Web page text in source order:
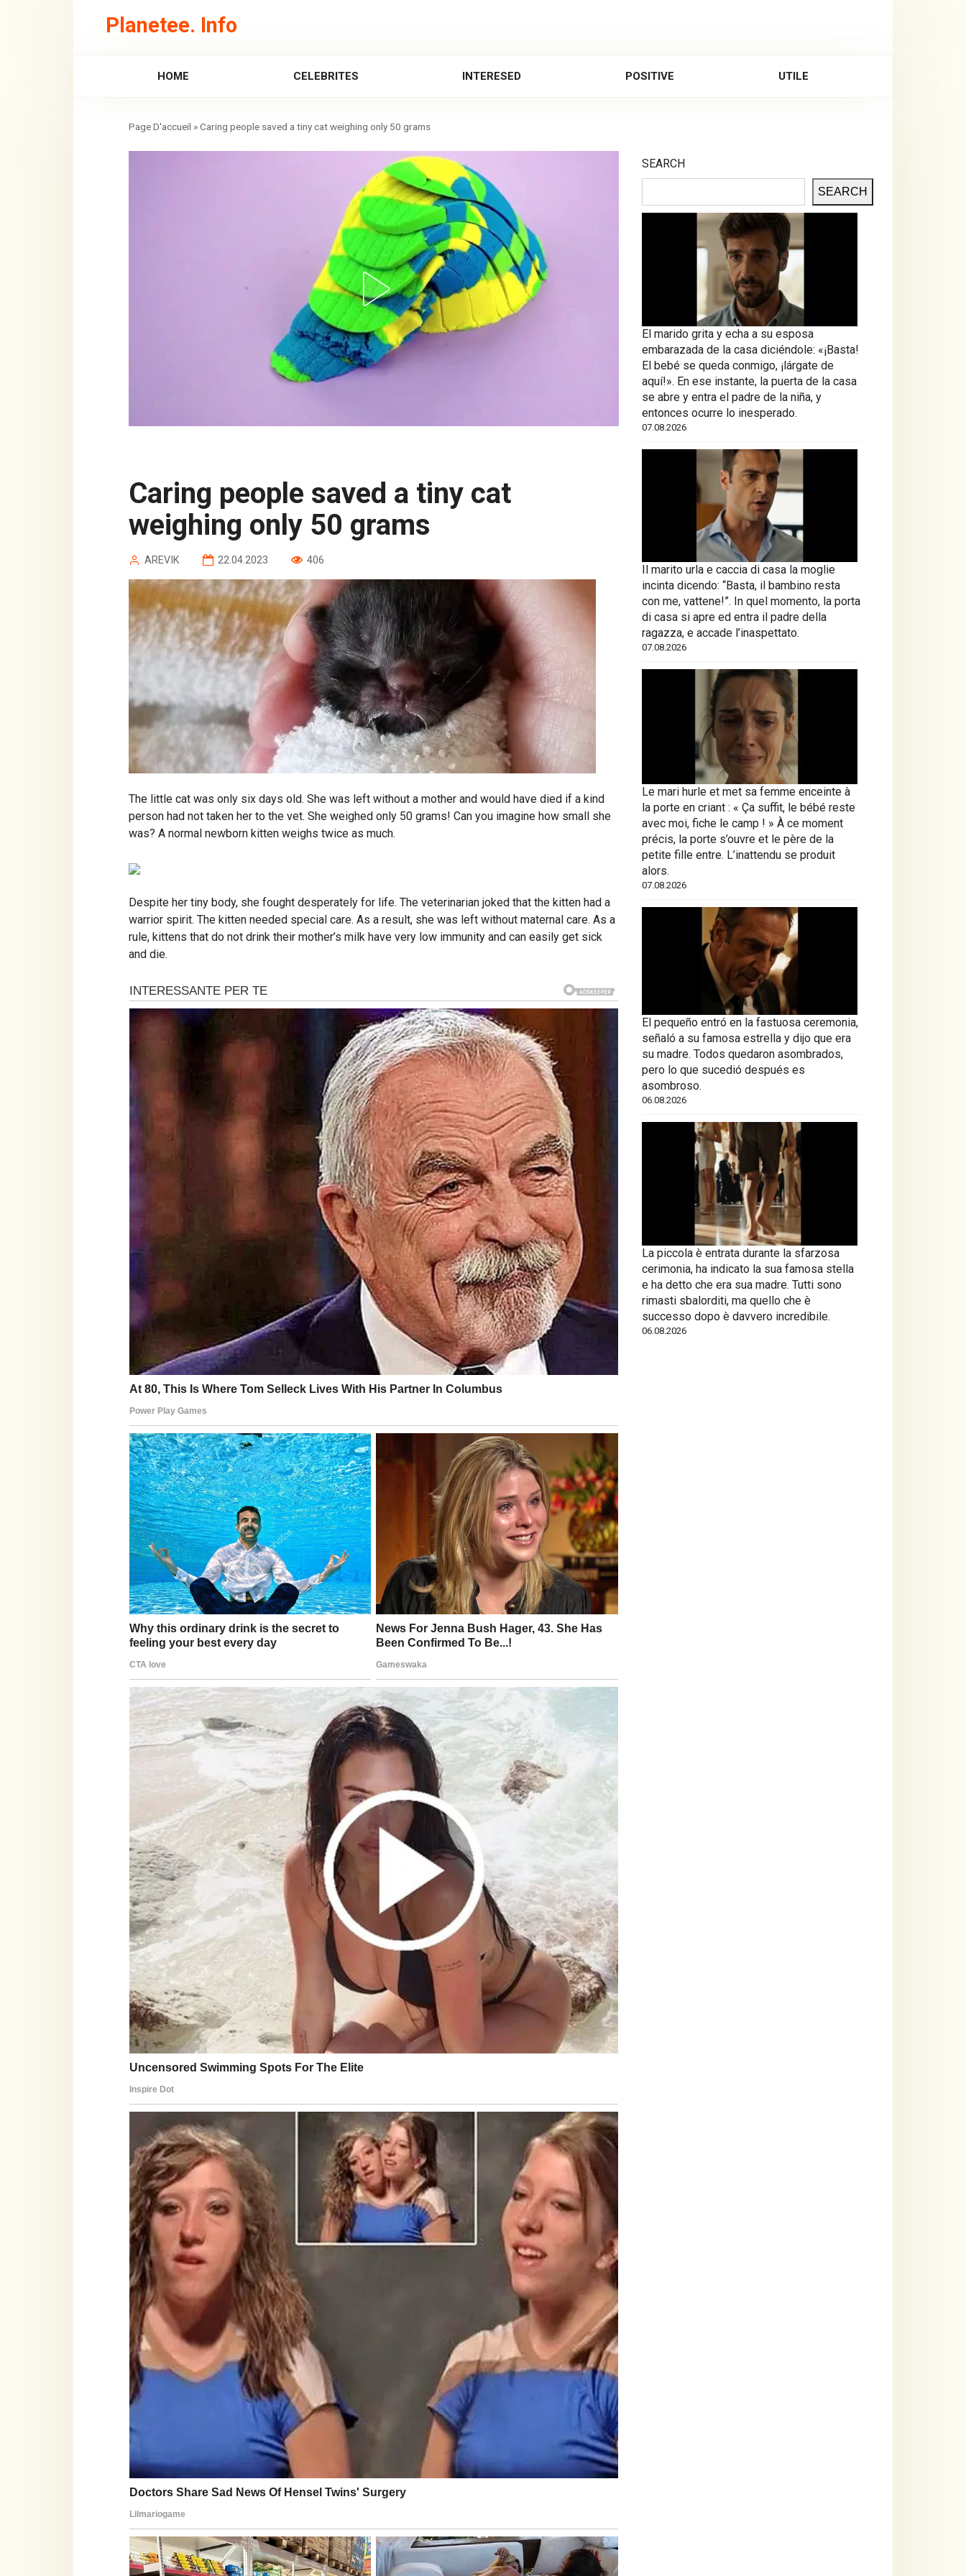
Planetee. Info
HOME CELEBRITES INTERESED POSITIVE UTILE
»Caring people saved a tiny cat weighing only 50 grams
Caring people saved a tiny cat
weighing only 50 grams
AREVIK 22.04.2023 406
The little cat was only six days old. She was left without a mother and would have died if a kind
person had not taken her to the vet. She weighed only 50 grams! Can you imagine how small she
was? A normal newborn kitten weighs twice as much.
Despite her tiny body, she fought desperately for life. The veterinarian joked that the kitten had a
warrior spirit. The kitten needed special care. As a result, she was left without maternal care. As a
rule, kittens that do not drink their mother’s milk have very low immunity and can easily get sick
and die.
SEARCH
SEARCH
El marido grita y echa a su esposa
embarazada de la casa diciéndole: «¡Basta!
El bebé se queda conmigo, ¡lárgate de
aquí!». En ese instante, la puerta de la casa
se abre y entra el padre de la niña, y
entonces ocurre lo inesperado.
07.08.2026
Il marito urla e caccia di casa la moglie
incinta dicendo: “Basta, il bambino resta
con me, vattene!”. In quel momento, la porta
di casa si apre ed entra il padre della
ragazza, e accade l’inaspettato.
07.08.2026
Le mari hurle et met sa femme enceinte à
la porte en criant : « Ça suffit, le bébé reste
avec moi, fiche le camp ! » À ce moment
précis, la porte s’ouvre et le père de la
petite fille entre. L’inattendu se produit
alors.
07.08.2026
El pequeño entró en la fastuosa ceremonia,
señaló a su famosa estrella y dijo que era
su madre. Todos quedaron asombrados,
pero lo que sucedió después es
asombroso.
06.08.2026
La piccola è entrata durante la sfarzosa
cerimonia, ha indicato la sua famosa stella
e ha detto che era sua madre. Tutti sono
rimasti sbalorditi, ma quello che è
successo dopo è davvero incredibile.
06.08.2026